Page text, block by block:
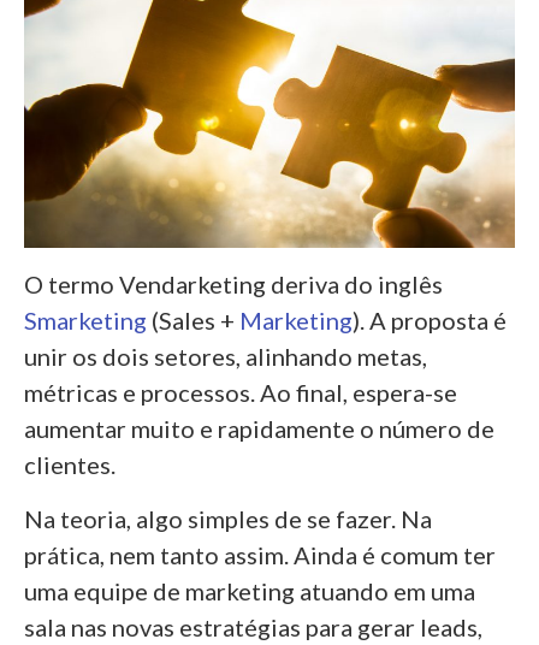
O termo Vendarketing deriva do inglês
Smarketing (Sales + Marketing). A proposta é
unir os dois setores, alinhando metas,
métricas e processos. Ao final, espera-se
aumentar muito e rapidamente o número de
clientes.
Na teoria, algo simples de se fazer. Na
prática, nem tanto assim. Ainda é comum ter
uma equipe de marketing atuando em uma
sala nas novas estratégias para gerar leads,